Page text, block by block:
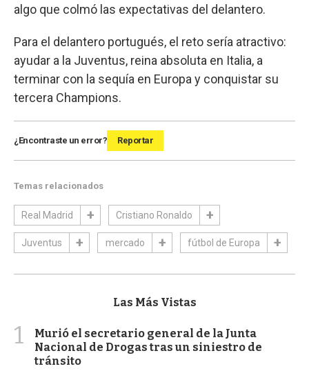
algo que colmó las expectativas del delantero.
Para el delantero portugués, el reto sería atractivo:
ayudar a la Juventus, reina absoluta en Italia, a
terminar con la sequía en Europa y conquistar su
tercera Champions.
¿Encontraste un error? Reportar
Temas relacionados
Real Madrid Cristiano Ronaldo
Juventus mercado fútbol de Europa
Las Más Vistas
1
Murió el secretario general de la Junta
Nacional de Drogas tras un siniestro de
tránsito